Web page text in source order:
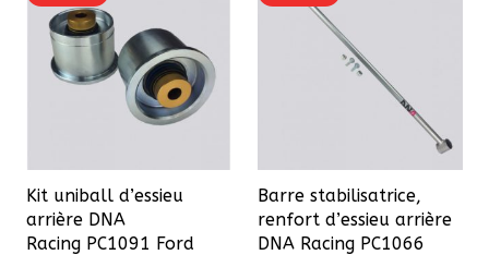
Kit uniball d’essieu
arrière DNA
Racing PC1091 Ford
Barre stabilisatrice,
renfort d’essieu arrière
DNA Racing PC1066